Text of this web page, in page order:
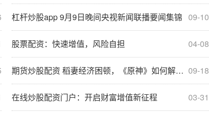
09-10
杠杆炒股app 9月9日晚间央视新闻联播要闻集锦
04-08
股票配资：快速增值，风险自担
09-18
期货炒股配资 稻妻经济困顿，《原神》如何解决财政危机？债务融资是否可行？
03-31
在线炒股配资门户：开启财富增值新征程